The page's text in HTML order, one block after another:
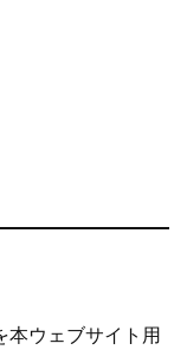
本ウェブサイト用